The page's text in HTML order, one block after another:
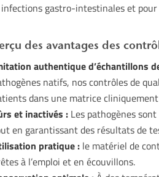
gastro-intestinales et pour
des avantages des
authentique d’échantillons
natifs, nos contrôles de
dans une matrice
et inactivés : Les pathogènes
en garantissant des résultats de
pratique : le matériel de
à l’emploi et en écouvillons.